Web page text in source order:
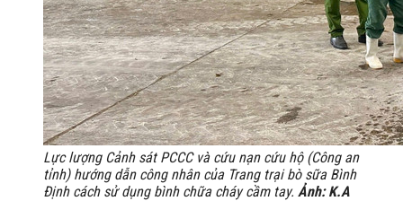
Lực lượng Cảnh sát PCCC và cứu nạn cứu hộ (Công an
tỉnh) hướng dẫn công nhân của Trang trại bò sữa Bình
Định cách sử dụng bình chữa cháy cầm tay. Ảnh: K.A